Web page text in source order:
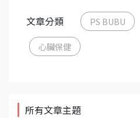
文章分類 PS BUBU
心臟保健
所有文章主題